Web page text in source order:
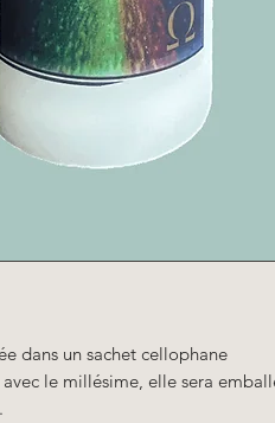
dans un sachet cellophane
le millésime, elle sera